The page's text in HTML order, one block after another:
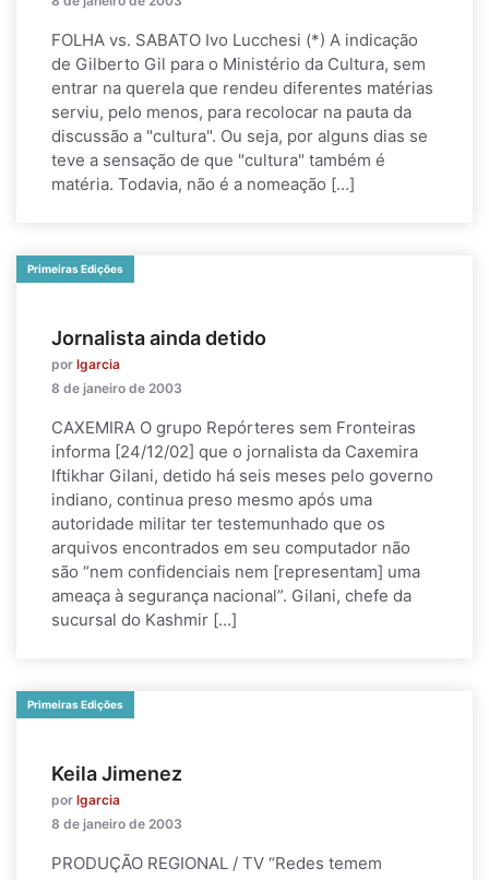
FOLHA vs. SABATO Ivo Lucchesi (*) A indicação
de Gilberto Gil para o Ministério da Cultura, sem
entrar na querela que rendeu diferentes matérias
serviu, pelo menos, para recolocar na pauta da
discussão a "cultura". Ou seja, por alguns dias se
teve a sensação de que "cultura" também é
matéria. Todavia, não é a nomeação […]
Primeiras Edições
Jornalista ainda detido
por lgarcia
8 de janeiro de 2003
CAXEMIRA O grupo Repórteres sem Fronteiras
informa [24/12/02] que o jornalista da Caxemira
Iftikhar Gilani, detido há seis meses pelo governo
indiano, continua preso mesmo após uma
autoridade militar ter testemunhado que os
arquivos encontrados em seu computador não
são “nem confidenciais nem [representam] uma
ameaça à segurança nacional”. Gilani, chefe da
sucursal do Kashmir […]
Primeiras Edições
Keila Jimenez
por lgarcia
8 de janeiro de 2003
PRODUÇÃO REGIONAL / TV “Redes temem